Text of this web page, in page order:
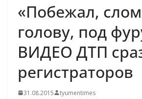
«Побежал,
голову, под
ВИДЕО ДТП
регистраторов
31.08.2015 tyumentimes